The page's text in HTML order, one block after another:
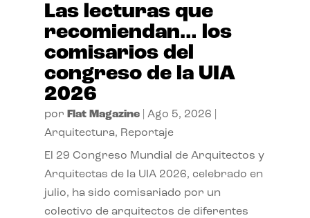
Las lecturas que
recomiendan… los
comisarios del
congreso de la UIA
2026
por Flat Magazine| Ago 5, 2026
Arquitectura, Reportaje
El 29 Congreso Mundial de Arquitectos y
Arquitectas de la UIA 2026, celebrado en
julio, ha sido comisariado por un
colectivo de arquitectos de diferentes